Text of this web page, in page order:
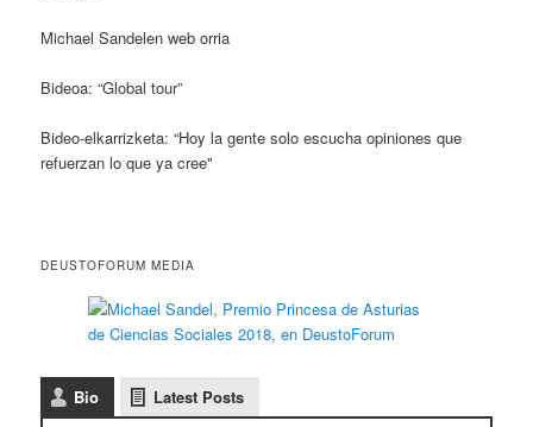
Michael Sandelen web orria
Bideoa: “Global tour”
Bideo-elkarrizketa: “Hoy la gente solo escucha opiniones que
refuerzan lo que ya cree"
DEUSTOFORUM MEDIA
Bio Latest Posts